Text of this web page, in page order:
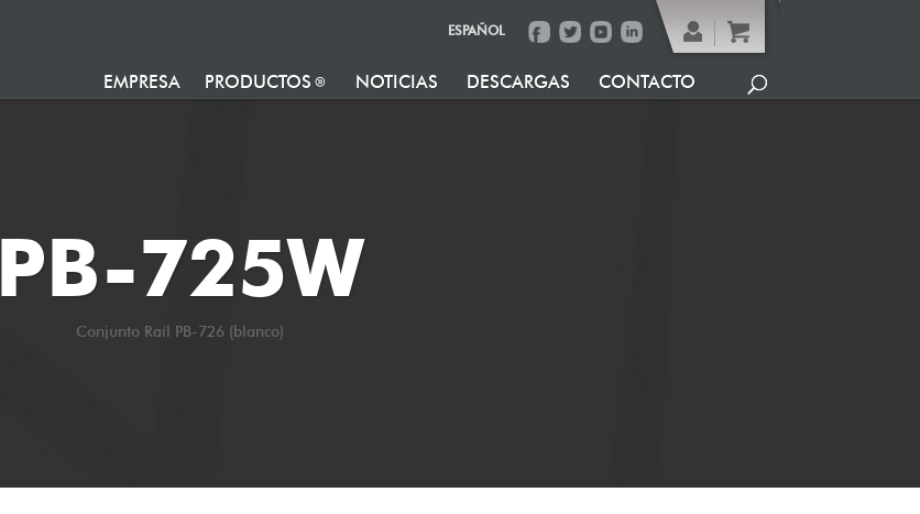
ESPAÑOL
EMPRESA PRODUCTOS NOTICIAS DESCARGAS CONTACTO
PB-725W
Conjunto Raíl PB-726 (blanco)